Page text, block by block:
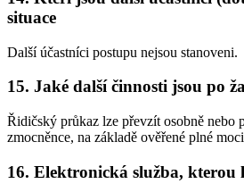
situace
Další účastníci postupu nejsou stanoveni.
15. Jaké další činnosti jsou po
Řidičský průkaz lze převzít osobně nebo
zmocněnce, na základě ověřené plné
16. Elektronická služba, kterou